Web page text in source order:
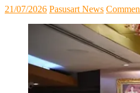
Posted
21/07/2026 Author
Pasusart News